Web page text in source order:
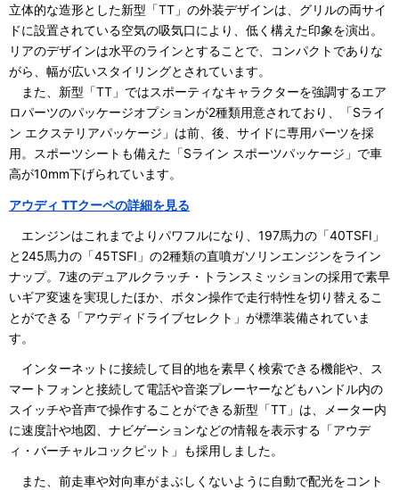
立体的な造形とした新型「TT」の外装デザインは、グリルの両サイ
ドに設置されている空気の吸気口により、低く構えた印象を演出。
リアのデザインは水平のラインとすることで、コンパクトでありな
がら、幅が広いスタイリングとされています。
また、新型「TT」ではスポーティなキャラクターを強調するエア
ロパーツのパッケージオプションが2種類用意されており、「Sライ
ン エクステリアパッケージ」は前、後、サイドに専用パーツを採
用。スポーツシートも備えた「Sライン スポーツパッケージ」で車
高が10mm下げられています。
アウディ TTクーペの詳細を見る
エンジンはこれまでよりパワフルになり、197馬力の「40TSFI」
と245馬力の「45TSFI」の2種類の直噴ガソリンエンジンをライン
ナップ。7速のデュアルクラッチ・トランスミッションの採用で素早
いギア変速を実現したほか、ボタン操作で走行特性を切り替えるこ
とができる「アウディドライブセレクト」が標準装備されていま
す。
インターネットに接続して目的地を素早く検索できる機能や、ス
マートフォンと接続して電話や音楽プレーヤーなどもハンドル内の
スイッチや音声で操作することができる新型「TT」は、メーター内
に速度計や地図、ナビゲーションなどの情報を表示する「アウデ
ィ・バーチャルコックピット」も採用しました。
また、前走車や対向車がまぶしくないように自動で配光をコント